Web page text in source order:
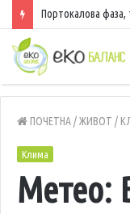
Портокалова фаза,
ПОЧЕТНА/ЖИВОТ /
Клима
Метео: